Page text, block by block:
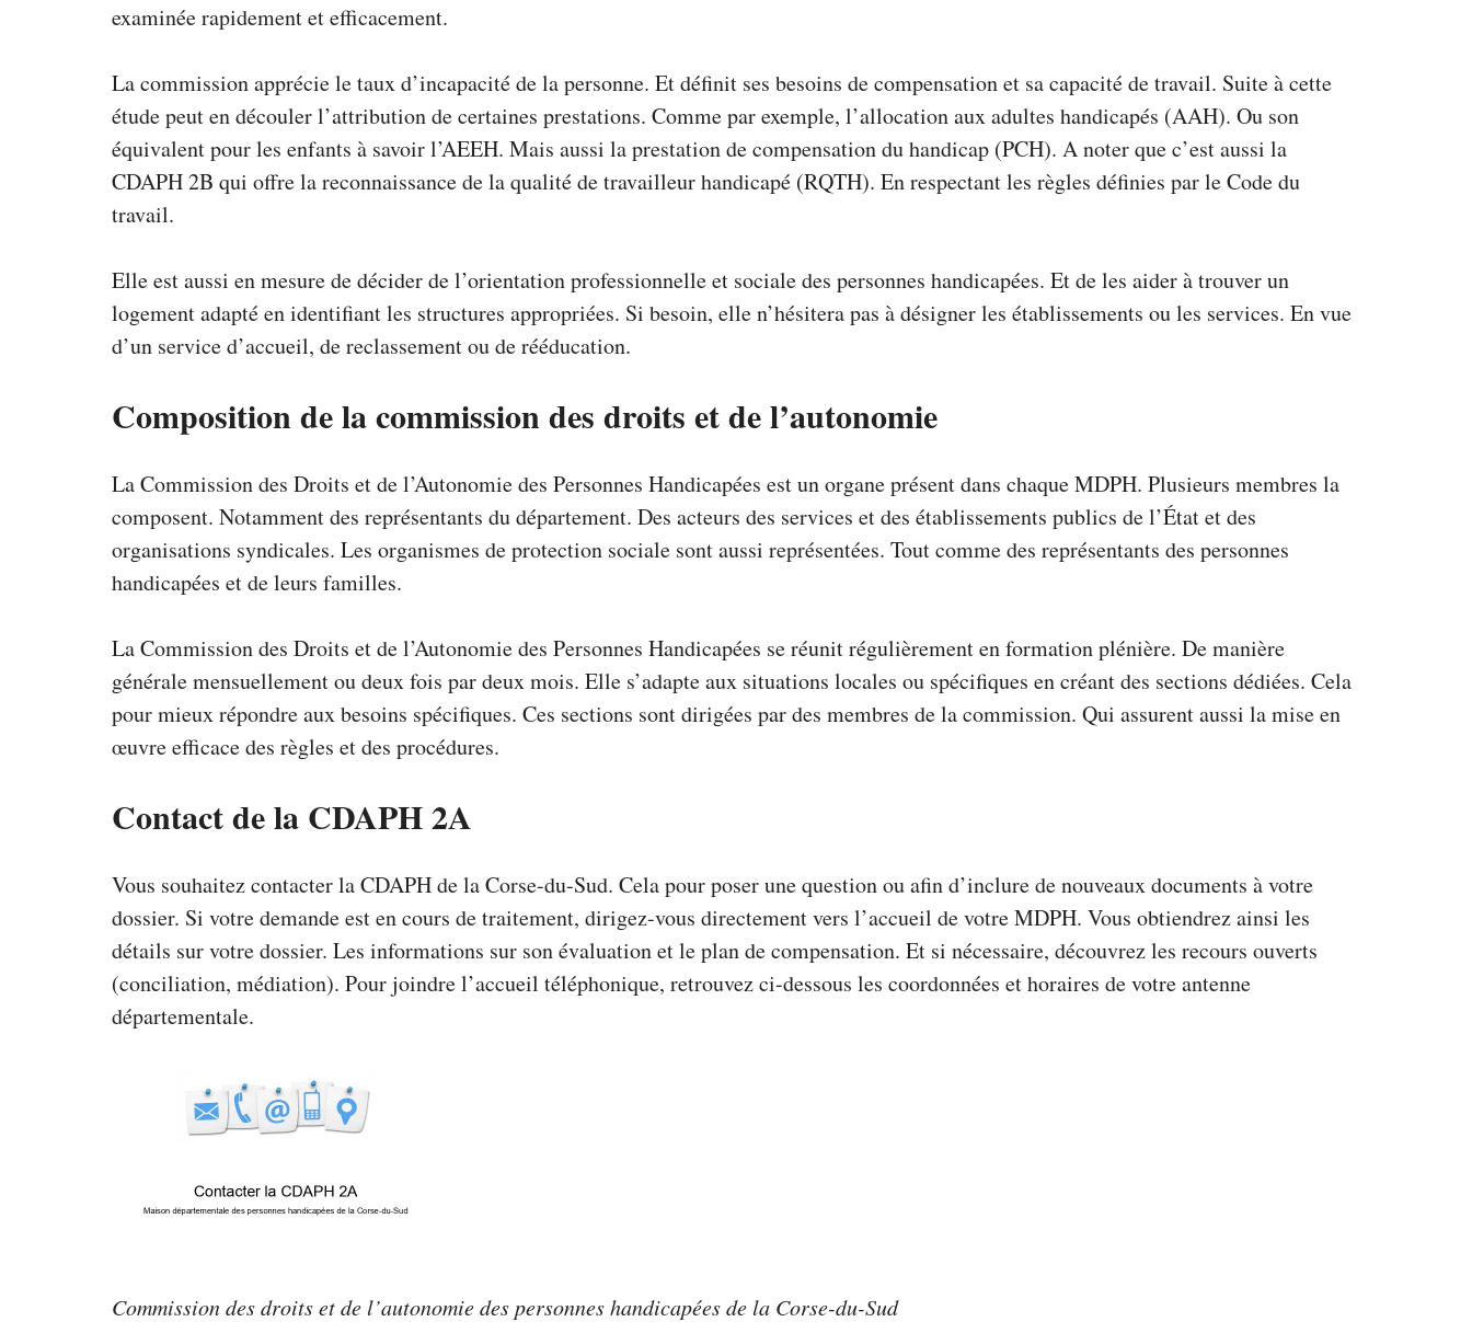
examinée rapidement et efficacement.
La commission apprécie le taux d’incapacité de la personne. Et définit ses besoins de compensation et sa capacité de travail. Suite à cette
étude peut en découler l’attribution de certaines prestations. Comme par exemple, l’allocation aux adultes handicapés (AAH). Ou son
équivalent pour les enfants à savoir l’AEEH. Mais aussi la prestation de compensation du handicap (PCH). A noter que c’est aussi la
CDAPH 2B qui offre la reconnaissance de la qualité de travailleur handicapé (RQTH). En respectant les règles définies par le Code du
travail.
Elle est aussi en mesure de décider de l’orientation professionnelle et sociale des personnes handicapées. Et de les aider à trouver un
logement adapté en identifiant les structures appropriées. Si besoin, elle n’hésitera pas à désigner les établissements ou les services. En vue
d’un service d’accueil, de reclassement ou de rééducation.
Composition de la commission des droits et de l’autonomie
LaCommission des Droits et de l’Autonomie des Personnes Handicapées est un organe présent dans chaque MDPH. Plusieurs membres la
composent. Notamment des représentants du département. Des acteurs des services et des établissements publics de l’État et des
organisations syndicales. Les organismes de protection sociale sont aussi représentées. Tout comme des représentants des personnes
handicapées et de leurs familles.
La Commission des Droits et de l’Autonomie des Personnes Handicapées se réunit régulièrement en formation plénière. De manière
générale mensuellement ou deux fois par deux mois. Elle s’adapte aux situations locales ou spécifiques en créant des sections dédiées. Cela
pour mieux répondre aux besoins spécifiques. Ces sections sont dirigées par des membres de la commission. Qui assurent aussi la mise en
œuvre efficace des règles et des procédures.
Contact de la CDAPH 2A
Vous souhaitez contacter la CDAPH de la Corse-du-Sud. Cela pour poser une question ou afin d’inclure de nouveaux documents à votre
dossier. Si votre demande est en cours de traitement, dirigez-vous directement vers l’accueil de votre MDPH. Vous obtiendrez ainsi les
détails sur votre dossier. Les informations sur son évaluation et le plan de compensation. Et si nécessaire, découvrez les recours ouverts
(conciliation, médiation). Pour joindre l’accueil téléphonique, retrouvez ci-dessous les coordonnées et horaires de votre antenne
départementale.
Commission des droits et de l’autonomie des personnes handicapées de la Corse-du-Sud